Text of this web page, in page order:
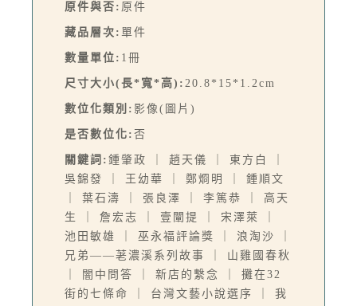
原件與否: 原件
藏品層次: 單件
數量單位: 1冊
尺寸大小(長*寬*高): 20.8*15*1.2cm
數位化類別: 影像(圖片)
是否數位化: 否
關鍵詞: 鍾肇政 ｜ 趙天儀 ｜ 東方白 ｜
吳錦發 ｜ 王幼華 ｜ 鄭烱明 ｜ 鍾順文
｜ 葉石濤 ｜ 張良澤 ｜ 李篤恭 ｜ 高天
生 ｜ 詹宏志 ｜ 壹闡提 ｜ 宋澤萊 ｜
池田敏雄 ｜ 巫永福評論獎 ｜ 浪淘沙 ｜
兄弟——荖濃溪系列故事 ｜ 山雞國春秋
｜ 闇中問答 ｜ 新店的繫念 ｜ 攤在32
街的七條命 ｜ 台灣文藝小說選序 ｜ 我